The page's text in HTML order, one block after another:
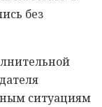
без
ситуациям